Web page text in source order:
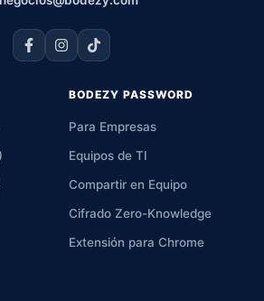
BODEZY PASSWORD
Para Empresas
Equipos de TI
Compartir en Equipo
Cifrado Zero-Knowledge
Extensión para Chrome